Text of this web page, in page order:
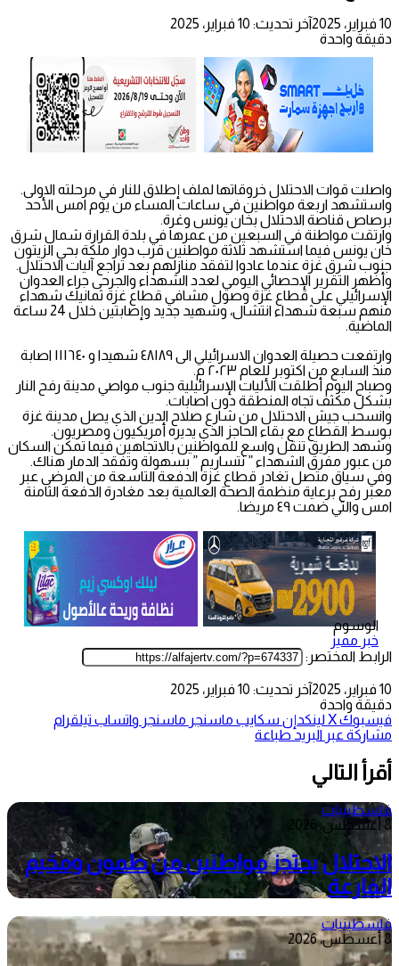
10 فبراير، 2025
آخر تحديث: 10 فبراير، 2025
دقيقة واحدة
واصلت قوات الاحتلال خروقاتها لملف إطلاق للنار في مرحلته الاولى.
واستشهد اربعة مواطنين في ساعات المساء من يوم امس الأحد
برصاص قناصة الاحتلال بخان يونس وغرة.
وارتقت مواطنة في السبعين من عمرها في بلدة القرارة شمال شرق
خان يونس فيما استشهد ثلاثة مواطنين قرب دوار ملكة بحي الزيتون
جنوب شرق غزة عندما عادوا لتفقد منازلهم بعد تراجع آليات الاحتلال.
وأظهر التقرير الإحصائي اليومي لعدد الشهداء والجرحى جراء العدوان
الإسرائيلي على قطاع غزة وصول مشافي قطاع غزة ثمانيك شهداء
منهم سبعة شهداء انتشال، وشهيد جديد وإصابتين خلال 24 ساعة
الماضية.
وارتفعت حصيلة العدوان الاسرائيلي الى ٤٨١٨٩ شهيدا و ١١١٦٤٠ اصابة
منذ السابع من اكتوبر للعام ٢٠٢٣ م.
وصباح اليوم أطلقت الأليات الإسرائيلية جنوب مواصي مدينة رفح النار
بشكل مكثف تجاه المنطقة دون اصابات.
وانسحب جيش الاحتلال من شارع صلاح الدين الذي يصل مدينة غزة
بوسط القطاع مع بقاء الحاجز الذي يديره أمريكيون ومصريون.
وشهد الطريق تنقل واسع للمواطنين بالاتجاهين فيما تمكن السكان
من عبور مفرق الشهداء ” نتساريم ” بسهولة وتفقد الدمار هناك.
وفي سياق متصل تغادر قطاع غزة الدفعة التاسعة من المرضى عبر
معبر رفح برعاية منظمة الصحة العالمية بعد مغادرة الدفعة الثامنة
امس والتي ضمت ٤٩ مريضا.
الوسوم
خبر مميز
الرابط المختصر:
10 فبراير، 2025
آخر تحديث: 10 فبراير، 2025
دقيقة واحدة
فيسبوك‫Xلينكدإن سكايب ماسنجر ماسنجر واتساب تيلقرام
مشاركة عبر البريد طباعة
أقرأ التالي
فلسطينيات
8 أغسطس، 2026
الاحتلال يحتجز مواطنين من طمون ومخيم
الفارعة
فلسطينيات
8 أغسطس، 2026